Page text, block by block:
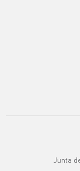
Junta